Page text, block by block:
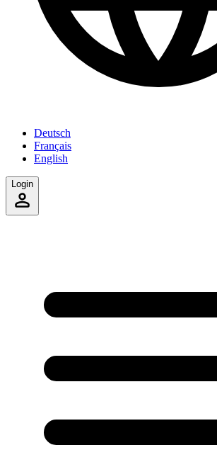
Deutsch
Français
English
Login